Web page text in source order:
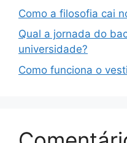
Como a filosofia cai
Qual a jornada do
universidade?
Como funciona o